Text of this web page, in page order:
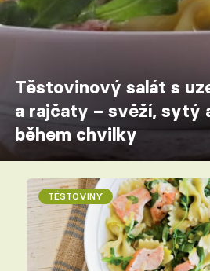
Těstovinový salát s
a rajčaty – svěží, sytý
během chvilky
TĚSTOVINY